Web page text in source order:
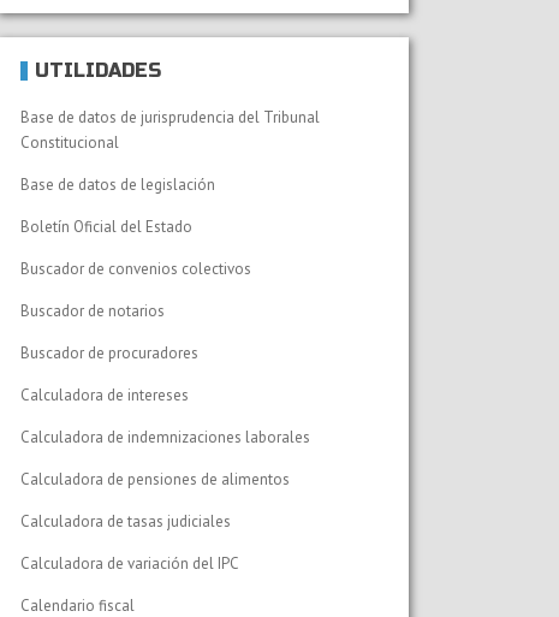
UTILIDADES
Base de datos de jurisprudencia del Tribunal
Constitucional
Base de datos de legislación
Boletín Oficial del Estado
Buscador de convenios colectivos
Buscador de notarios
Buscador de procuradores
Calculadora de intereses
Calculadora de indemnizaciones laborales
Calculadora de pensiones de alimentos
Calculadora de tasas judiciales
Calculadora de variación del IPC
Calendario fiscal